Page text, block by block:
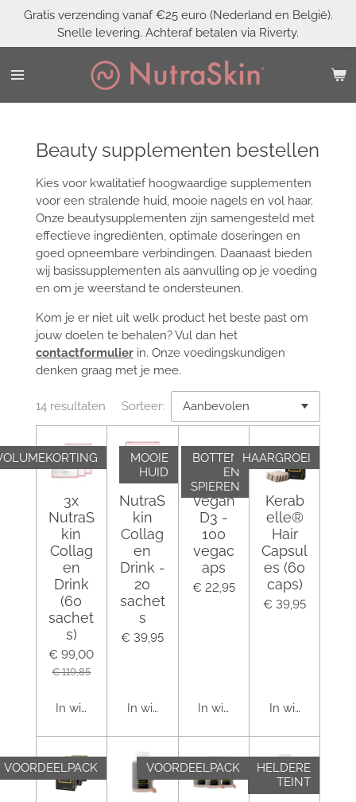
naar
de
Gratis verzending vanaf €25 euro (Nederland en België).
Snelle levering. Achteraf betalen via Riverty.
Beauty supplementen bestellen
Kies voor kwalitatief hoogwaardige supplementen
voor een stralende huid, mooie nagels en vol haar.
Onze beautysupplementen zijn samengesteld met
effectieve ingrediënten, optimale doseringen en
goed opneembare verbindingen. Daanaast bieden
wij basissupplementen als aanvulling op je voeding
en om je weerstand te ondersteunen.
Kom je er niet uit welk product het beste past om
jouw doelen te behalen? Vul dan het
contactformulier in. Onze voedingskundigen
denken graag met je mee.
14 resultaten Sorteer:
3x
NutraS
kin
Collag
en
Drink
(60
sachet
s)
€ 99,00
€ 119,85
In winkelwagen
MOOIE
HUID
NutraS
kin
Collag
en
Drink -
20
sachet
s
€ 39,95
In winkelwagen
BOTTEN
EN
SPIEREN
Vegan
D3 -
100
vegac
aps
€ 22,95
In winkelwagen
HAARGROEI
Kerab
elle®
Hair
Capsul
es (60
caps)
€ 39,95
In winkelwagen
VOORDEELPACK VOORDEELPACK
HELDERE
TEINT